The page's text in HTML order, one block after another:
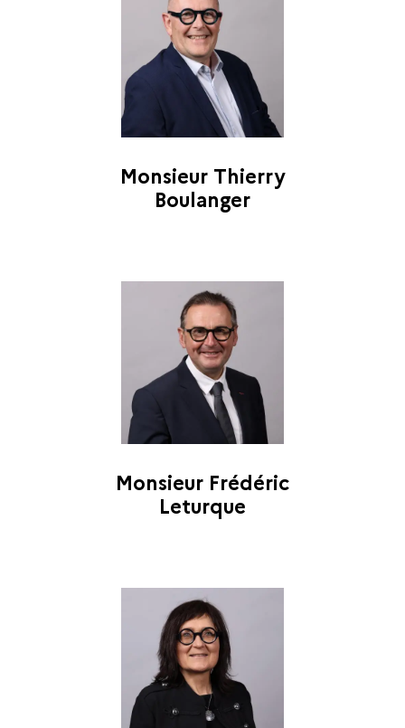
Monsieur Thierry
Boulanger
Monsieur Frédéric
Leturque